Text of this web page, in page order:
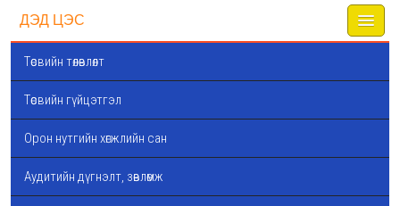
ДЭД ЦЭС
Төсвийн төлөвлөлт
Төсвийн гүйцэтгэл
Орон нутгийн хөгжлийн сан
Аудитийн дүгнэлт, зөвлөмж